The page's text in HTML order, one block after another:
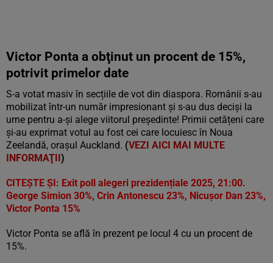
Victor Ponta a obţinut un procent de 15%,
potrivit primelor date
S-a votat masiv în secțiile de vot din diaspora. Românii s-au
mobilizat într-un număr impresionant şi s-au dus decişi la
urne pentru a-şi alege viitorul preşedinte! Primii cetățeni care
și-au exprimat votul au fost cei care locuiesc în Noua
Zeelandă, orașul Auckland. (VEZI AICI MAI MULTE
INFORMAŢII)
CITEŞTE ŞI: Exit poll alegeri prezidențiale 2025, 21:00.
George Simion 30%, Crin Antonescu 23%, Nicușor Dan 23%,
Victor Ponta 15%
Victor Ponta se află în prezent pe locul 4 cu un procent de
15%.